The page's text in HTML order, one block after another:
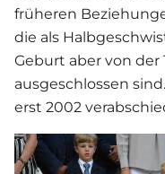
früheren
die als
Geburt aber von der
ausgeschlossen
erst 2002